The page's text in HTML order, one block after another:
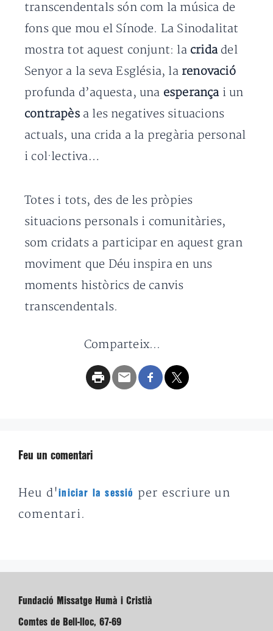
transcendentals són com la música de
fons que mou el Sínode. La Sinodalitat
mostra tot aquest conjunt: la crida del
Senyor a la seva Església, la renovació
profunda d’aquesta, una esperançai un
contrapès a les negatives situacions
actuals, una crida a la pregària personal
i col·lectiva…
Totes i tots, des de les pròpies
situacions personals i comunitàries,
som cridats a participar en aquest gran
moviment que Déu inspira en uns
moments històrics de canvis
transcendentals.
Comparteix...
Feu un comentari
Heu d'iniciar la sessió
per escriure un
comentari.
Fundació Missatge Humà i Cristià
Comtes de Bell-lloc, 67-69